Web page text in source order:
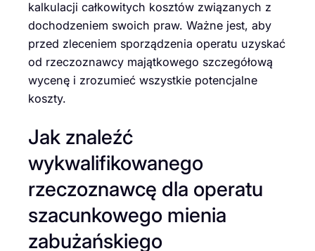
kalkulacji całkowitych kosztów związanych z
dochodzeniem swoich praw. Ważne jest, aby
przed zleceniem sporządzenia operatu uzyskać
od rzeczoznawcy majątkowego szczegółową
wycenę i zrozumieć wszystkie potencjalne
koszty.
Jak znaleźć
wykwalifikowanego
rzeczoznawcę dla operatu
szacunkowego mienia
zabużańskiego